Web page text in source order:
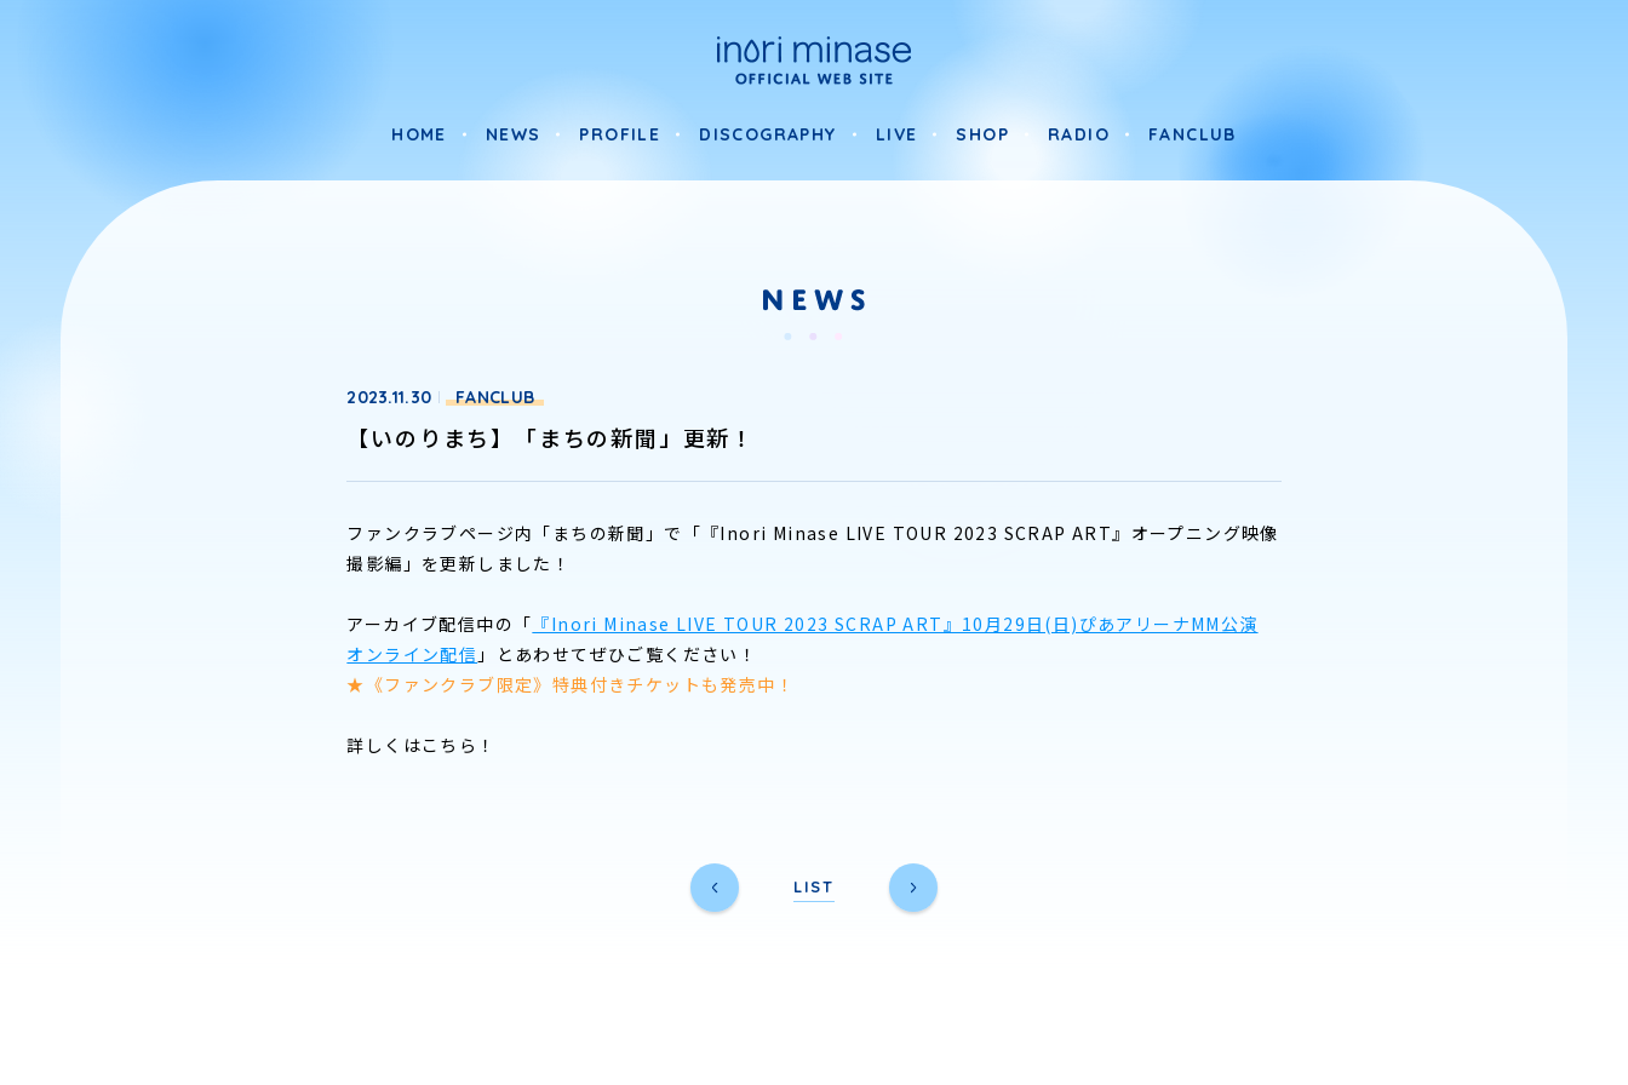
DISCOGRAPHY LIVE
HOME NEWS PROFILE DISCOGRAPHY LIVE SHOP RADIO FANCLUB
2023.11.30 FANCLUB
【いのりまち】「まちの新聞」更新！
ファンクラブページ内「まちの新聞」で「『Inori Minase LIVE TOUR 2023 SCRAP ART』オープニング映像
撮影編」を更新しました！
アーカイブ配信中の「 『Inori Minase LIVE TOUR 2023 SCRAP ART』10月29日(日)ぴあアリーナMM公演
オンライン配信 」とあわせてぜひご覧ください！
★《ファンクラブ限定》特典付きチケットも発売中！
詳しくはこちら！
LIST